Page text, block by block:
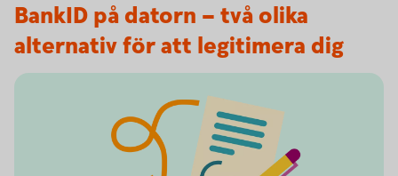
BankID på datorn – två olika
alternativ för att legitimera dig